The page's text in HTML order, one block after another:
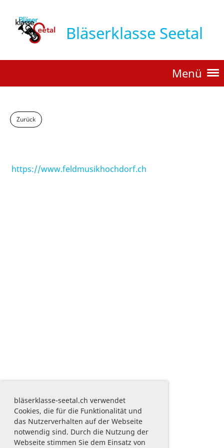
bläserklasse-seetal.ch verwendet
Cookies, die für die Funktionalität und
das Nutzerverhalten auf der Webseite
notwendig sind. Durch die Nutzung der
Webseite stimmen Sie dem Einsatz von
Bläserklasse Seetal
Menü
Zurück
https://www.feldmusikhochdorf.ch